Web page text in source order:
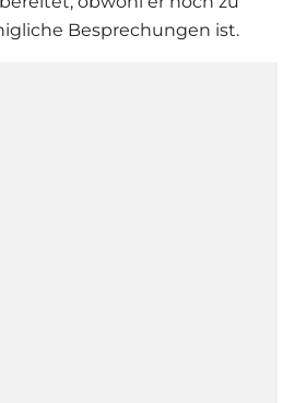
Besprechungen ist.